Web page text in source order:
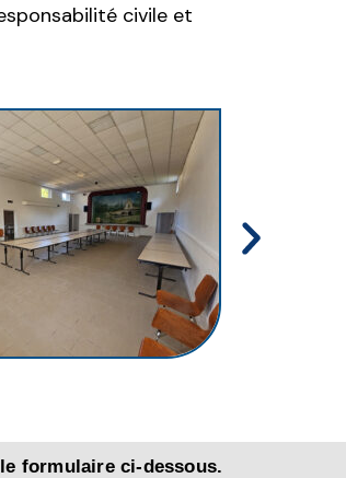
civile et
formulaire ci-dessous.